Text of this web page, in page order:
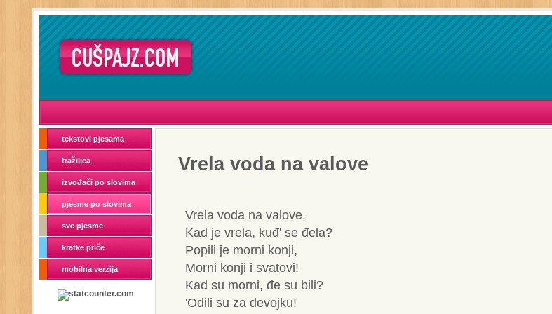
tekstovi pjesama
tražilica
izvođači po slovima
pjesme po slovima
sve pjesme
kratke priče
mobilna verzija
Vrela voda na valove
Vrela voda na valove.
Kad je vrela, kuđ' se đela?
Popili je morni konji,
Morni konji i svatovi!
Kad su morni, đе su bili?
'Odili su za đevojku!